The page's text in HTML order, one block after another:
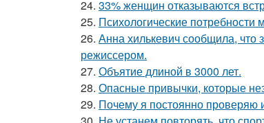
24. 33% женщин отказываются
25. Психологические
26. Анна хилькевич сообщила,
режиссером.
27. Объятие длиной в 3000 лет.
28. Опасные привычки, которые
29. Почему я постоянно проверяю